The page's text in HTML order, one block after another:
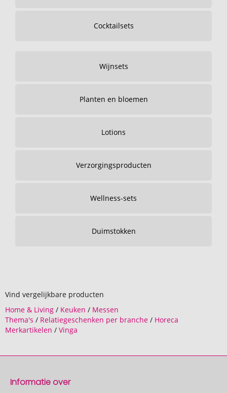
Cocktailsets
Wijnsets
Planten en bloemen
Lotions
Verzorgingsproducten
Wellness-sets
Duimstokken
Vind vergelijkbare producten
Home & Living / Keuken / Messen
Thema's / Relatiegeschenken per branche / Horeca
Merkartikelen / Vinga
Informatie over